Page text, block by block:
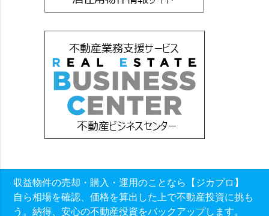
収益物件の売却・購入・運用のことなら【ジカプロ】
自ら相場を確認、価格を算出した上で不動産投資に挑も
う。納得、安心の不動産投資をバックアップします。